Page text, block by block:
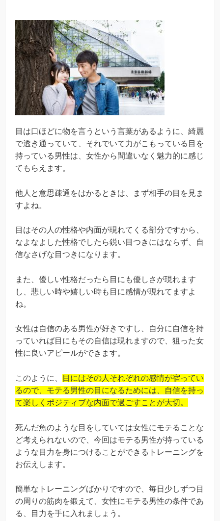
目は口ほどに物を言うという言葉があるように、綺麗
で透き通っていて、それでいて力がこもっている目を
持っている男性は、女性から間違いなく魅力的に感じ
てもらえます。
他人と意思疎通をはかるときは、まず相手の目を見ま
すよね。
目はその人の性格や内面が現れてくる部分ですから、
なよなよした性格でしたら鋭い目つきにはならず、自
信なさげな目つきになります。
また、優しい性格だったら目にも優しさが現れます
し、悲しい時や嬉しい時も目に感情が現れてますよ
ね。
女性は自信のある男性が好きですし、自分に自信を持
っていれば目にもその自信は現れますので、狙った女
性に良いアピールができます。
このように、
目にはその人それぞれの感情が宿ってい
るので、モテる男性の目になるためには、自信を持っ
て楽しくポジティブな内面で過ごすことが大切。
死んだ魚のような目をしていては女性にモテることな
ど考えられないので、今回はモテる男性が持っている
ような目力を身につけることができるトレーニングを
お伝えします。
簡単なトレーニングばかりですので、毎日少しずつ目
の周りの筋肉を鍛えて、女性にモテる男性の条件であ
る、目力を手に入れましょう。